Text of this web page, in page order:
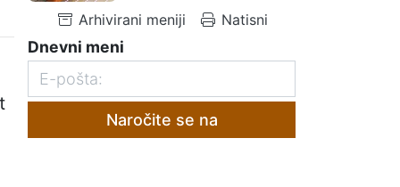
Arhivirani meniji Natisni
Dnevni meni
Naročite se na